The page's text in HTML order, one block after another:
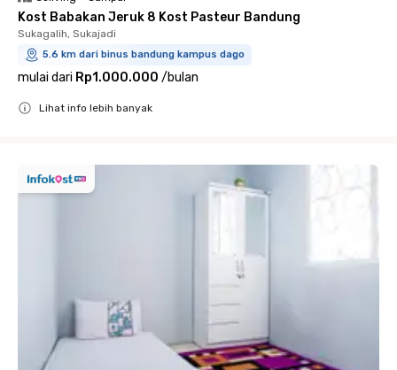
Kost Babakan Jeruk 8 Kost Pasteur Bandung
Sukagalih, Sukajadi
5.6 km dari binus bandung kampus dago
mulai dari Rp1.000.000 /bulan
Lihat info lebih banyak